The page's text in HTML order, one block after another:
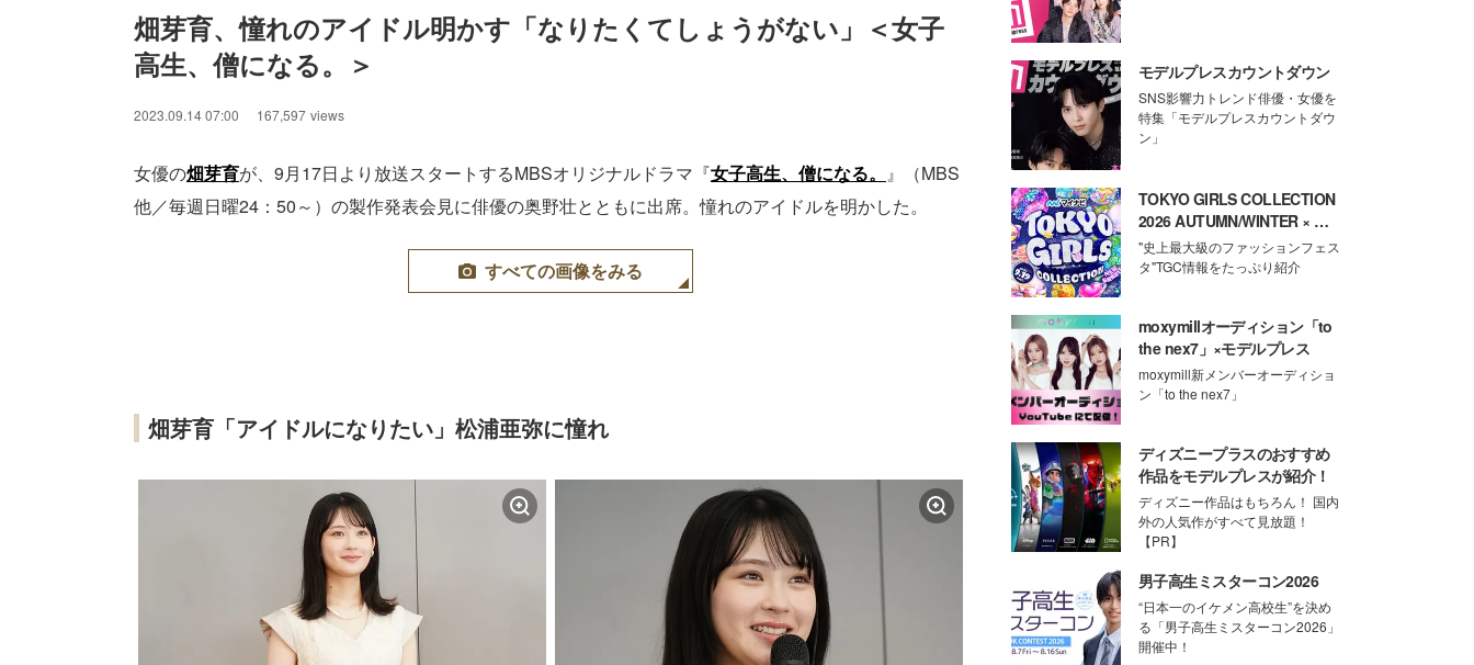
畑芽育、憧れのアイドル明かす「なりたくてしょうがない」＜女子
高生、僧になる。＞
2023.09.14 07:00 167,597 views
女優の畑芽育が、9月17日より放送スタートするMBSオリジナルドラマ『女子高生、僧になる。 』（MBS
他／毎週日曜24：50～）の製作発表会見に俳優の奥野壮とともに出席。憧れのアイドルを明かした。
すべての画像をみる
畑芽育「アイドルになりたい」松浦亜弥に憧れ
モデルプレスカウントダウン
SNS影響力トレンド俳優・女優を
特集「モデルプレスカウントダウ
ン」
TOKYO GIRLS COLLECTION
2026 AUTUMN/WINTER × モ
デルプレス
"史上最大級のファッションフェス
タ"TGC情報をたっぷり紹介
moxymillオーディション「to
the nex7」×モデルプレス
moxymill新メンバーオーディショ
ン「to the nex7」
ディズニープラスのおすすめ
作品をモデルプレスが紹介！
ディズニー作品はもちろん！ 国内
外の人気作がすべて見放題！
【PR】
男子高生ミスターコン2026
“日本一のイケメン高校生”を決め
る「男子高生ミスターコン2026」
開催中！